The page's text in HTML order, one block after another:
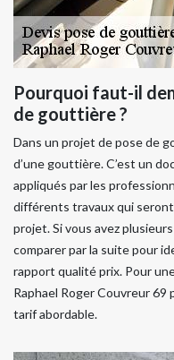
Pourquoi faut-il
de gouttière ?
Dans un projet de pose de
d’une gouttière. C’est un
appliqués par les
différents travaux qui
projet. Si vous avez
comparer par la suite pour
rapport qualité prix. Pour
Raphael Roger Couvreur 69
tarif abordable.